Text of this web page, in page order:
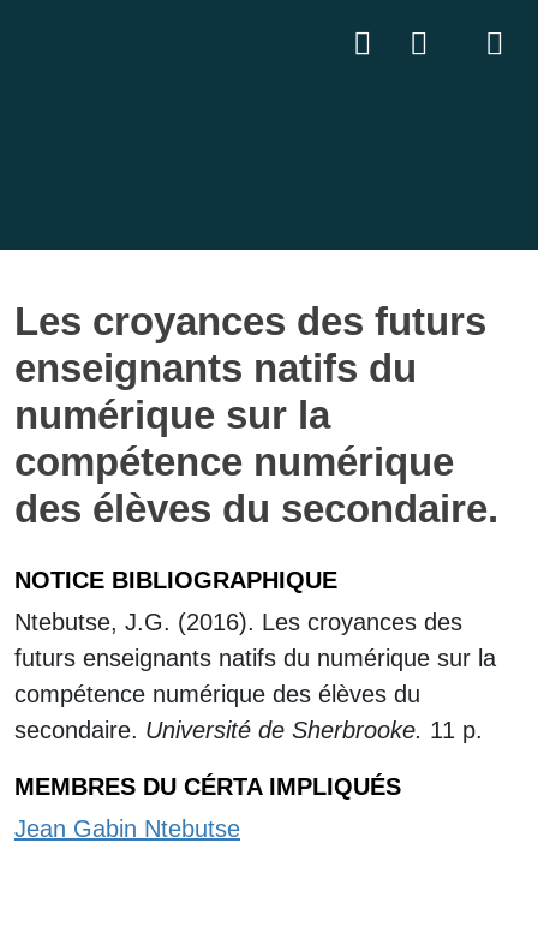
Les croyances des futurs
enseignants natifs du
numérique sur la
compétence numérique
des élèves du secondaire.
NOTICE BIBLIOGRAPHIQUE
Ntebutse, J.G. (2016). Les croyances des
futurs enseignants natifs du numérique sur la
compétence numérique des élèves du
secondaire. Université de Sherbrooke. 11 p.
MEMBRES DU CÉRTA IMPLIQUÉS
Jean Gabin Ntebutse